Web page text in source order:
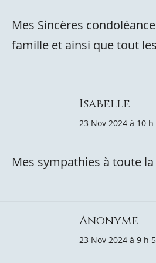
Mes Sincères
famille et ainsi que tout
Isabelle
23 Nov 2024 à 10
Mes sympathies à toute
Anonyme
23 Nov 2024 à 9 h